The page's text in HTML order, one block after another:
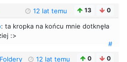
12 lat temu 13 0
: ta kropka na końcu mnie dotknęła
:>
#
12 lat temu 0 0